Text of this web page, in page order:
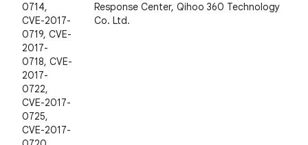
0714,
CVE-2017-
0719, CVE-
2017-
0718, CVE-
2017-
0722,
CVE-2017-
0725,
CVE-2017-
Response Center, Qihoo 360 Technology
Co. Ltd.